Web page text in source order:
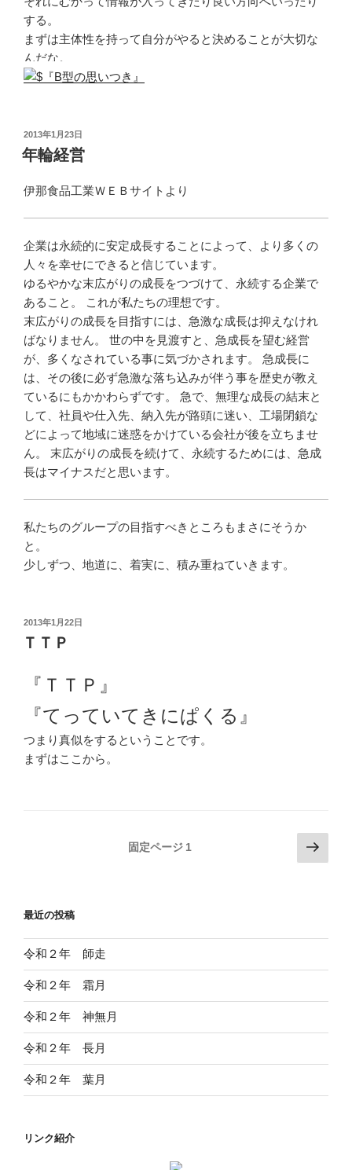
する。
まずは主体性を持って自分がやると決めることが大切な
んだな。
投
稿
日:
2013年1月23日
年輪経営
伊那食品工業ＷＥＢサイトより
企業は永続的に安定成長することによって、より多くの
人々を幸せにできると信じています。
ゆるやかな末広がりの成長をつづけて、永続する企業で
あること。 これが私たちの理想です。
末広がりの成長を目指すには、急激な成長は抑えなけれ
ばなりません。 世の中を見渡すと、急成長を望む経営
が、多くなされている事に気づかされます。 急成長に
は、その後に必ず急激な落ち込みが伴う事を歴史が教え
ているにもかかわらずです。 急で、無理な成長の結末と
して、社員や仕入先、納入先が路頭に迷い、工場閉鎖な
どによって地域に迷惑をかけている会社が後を立ちませ
ん。 末広がりの成長を続けて、永続するためには、急成
長はマイナスだと思います。
私たちのグループの目指すべきところもまさにそうか
と。
少しずつ、地道に、着実に、積み重ねていきます。
投
稿
日:
2013年1月22日
ＴＴＰ
『ＴＴＰ』
『てっていてきにぱくる』
つまり真似をするということです。
まずはここから。
ペ
ジ
送
り
固定ページ 1
次
の
最近の投稿
令和２年 師走
令和２年 霜月
令和２年 神無月
令和２年 長月
令和２年 葉月
リンク紹介